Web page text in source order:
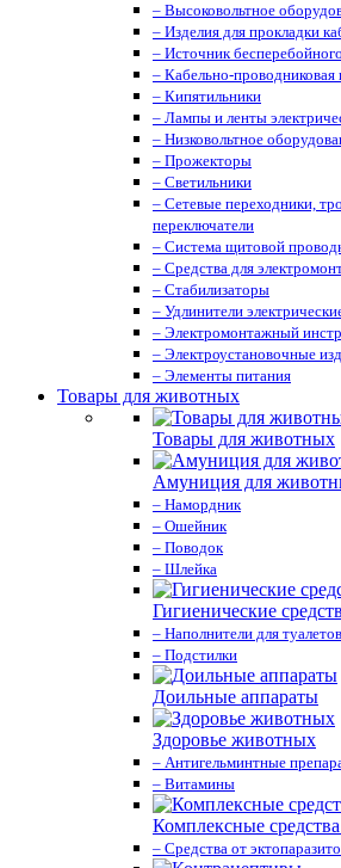
– Высоковольтное
– Изделия для прокладки
– Источник
– Кабельно-проводниковая
– Кипятильники
– Лампы и ленты
– Низковольтное
– Прожекторы
– Светильники
– Сетевые переходники,
переключатели
– Система щитовой
– Средства для
– Стабилизаторы
– Удлинители
– Электромонтажный
– Электроустановочные
– Элементы питания
Товары для животных
Товары для животных
Амуниция для
– Намордник
– Ошейник
– Поводок
– Шлейка
Гигиенические
– Наполнители для
– Подстилки
Доильные аппараты
Здоровье животных
– Антигельминтные
– Витамины
Комплексные
– Средства от